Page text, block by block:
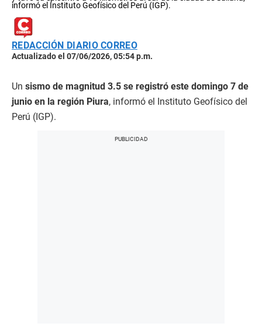
informó el Instituto Geofísico del Perú (IGP).
REDACCIÓN DIARIO CORREO
Actualizado el 07/06/2026, 05:54 p.m.
Un sismo de magnitud 3.5 se registró este domingo 7 de
junio en la región Piura, informó el Instituto Geofísico del
Perú (IGP).